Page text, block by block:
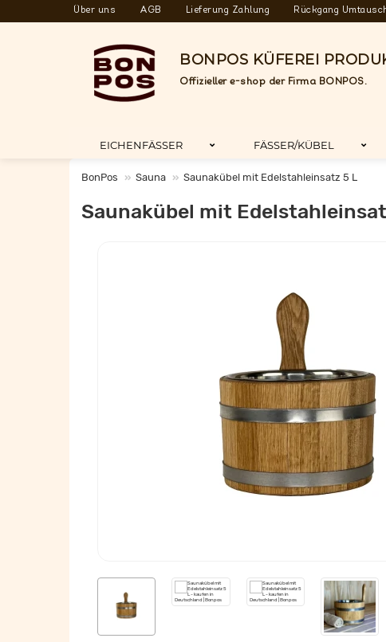
Über uns AGB Lieferung Zahlung Rückgang
BONPOS KÜFEREI
Offizieller e-shop der Firma BONPOS.
EICHENFÄSSER FÄSSER/KÜBEL
BonPos Sauna Saunakübel mit Edelstahleinsatz 5 L
Saunakübel mit